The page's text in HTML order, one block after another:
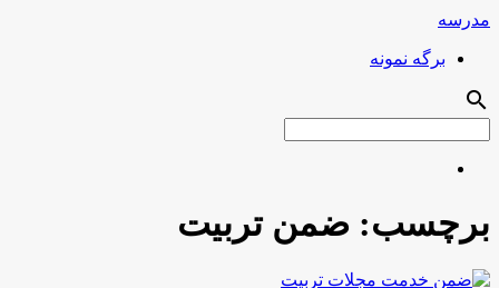
مدرسه
برگه نمونه
search
برچسب: ضمن تربیت